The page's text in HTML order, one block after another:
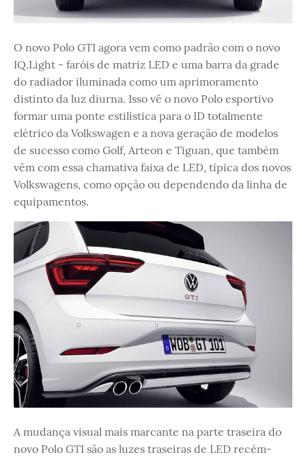
O novo Polo GTI agora vem como padrão com o novo
IQ.Light - faróis de matriz LED e uma barra da grade
do radiador iluminada como um aprimoramento
distinto da luz diurna. Isso vê o novo Polo esportivo
formar uma ponte estilística para o ID totalmente
elétrico da Volkswagen e a nova geração de modelos
de sucesso como Golf, Arteon e Tiguan, que também
vêm com essa chamativa faixa de LED, típica dos novos
Volkswagens, como opção ou dependendo da linha de
equipamentos.
A mudança visual mais marcante na parte traseira do
novo Polo GTI são as luzes traseiras de LED recém-